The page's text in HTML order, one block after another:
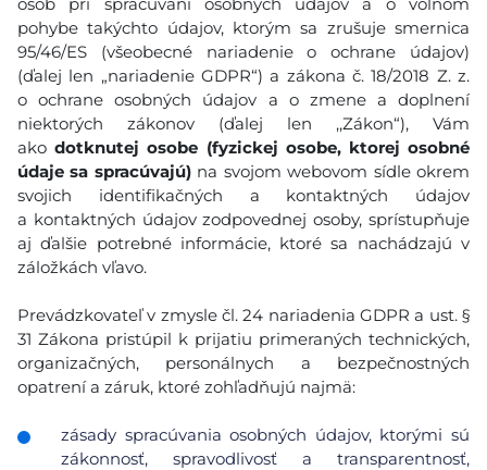
pohybe takýchto údajov, ktorým sa zrušuje smernica
95/46/ES (všeobecné nariadenie o ochrane údajov)
(ďalej len „nariadenie GDPR“) a zákona č. 18/2018 Z. z.
o ochrane osobných údajov a o zmene a doplnení
niektorých zákonov (ďalej len ,,Zákon“), Vám
akodotknutej osobe (fyzickej osobe, ktorej osobné
údaje sa spracúvajú)na svojom webovom sídle okrem
svojich identifikačných a kontaktných údajov
a kontaktných údajov zodpovednej osoby, sprístupňuje
aj ďalšie potrebné informácie, ktoré sa nachádzajú v
záložkách vľavo.
Prevádzkovateľ v zmysle čl. 24 nariadenia GDPR a ust. §
31 Zákona pristúpil k prijatiu primeraných technických,
organizačných, personálnych a bezpečnostných
opatrení a záruk, ktoré zohľadňujú najmä:
zásady spracúvania osobných údajov, ktorými sú
zákonnosť, spravodlivosť a transparentnosť,